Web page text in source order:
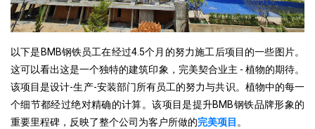
以下是BMB钢铁员工在经过4.5个月的努力施工后项目的一些图片。
这可以看出这是一个独特的建筑印象，完美契合业主 - 植物的期待。
该项目是设计-生产-安装部门所有员工的努力与共识。植物中的每一
个细节都经过绝对精确的计算。该项目是提升BMB钢铁品牌形象的
重要里程碑，反映了整个公司为客户所做的完美项目 。